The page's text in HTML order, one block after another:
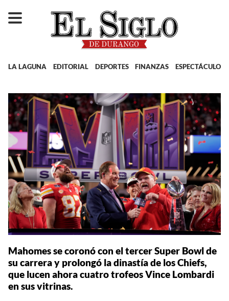
LA LAGUNA EDITORIAL DEPORTES FINANZAS ESPECTÁCULOS
Mahomes se coronó con el tercer Super Bowl de
su carrera y prolongó la dinastía de los Chiefs,
que lucen ahora cuatro trofeos Vince Lombardi
en sus vitrinas.